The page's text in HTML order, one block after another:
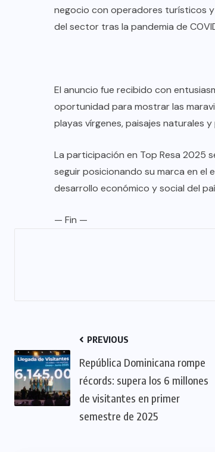
negocio con operadores turísticos
del sector tras la pandemia de
El anuncio fue recibido con
oportunidad para mostrar las
playas vírgenes, paisajes naturales
La participación en Top Resa 2025
seguir posicionando su marca en el
desarrollo económico y social del
— Fin —
PREVIOUS
República Dominicana rompe
récords: supera los 6 millones
de visitantes en primer
semestre de 2025